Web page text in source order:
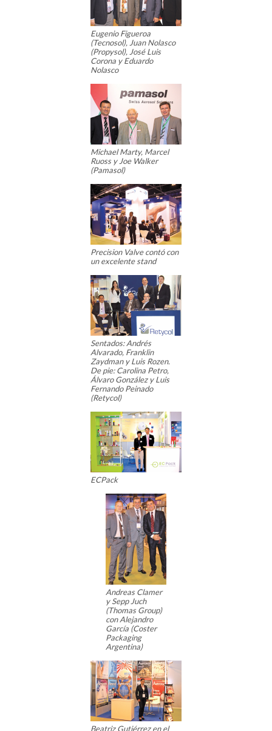
Eugenio Figueroa
(Tecnosol), Juan Nolasco
(Propysol), José Luis
Corona y Eduardo
Nolasco
Michael Marty, Marcel
Ruoss y Joe Walker
(Pamasol)
Precision Valve contó con
un excelente stand
Sentados: Andrés
Alvarado, Franklin
Zaydman y Luis Rozen.
De pie: Carolina Petro,
Álvaro González y Luis
Fernando Peinado
(Retycol)
ECPack
Andreas Clamer
y Sepp Juch
(Thomas Group)
con Alejandro
García (Coster
Packaging
Argentina)
Beatriz Gutiérrez en el